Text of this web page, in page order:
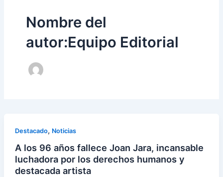
Nombre del
autor:Equipo Editorial
Destacado, Noticias
A los 96 años fallece Joan Jara, incansable
luchadora por los derechos humanos y
destacada artista